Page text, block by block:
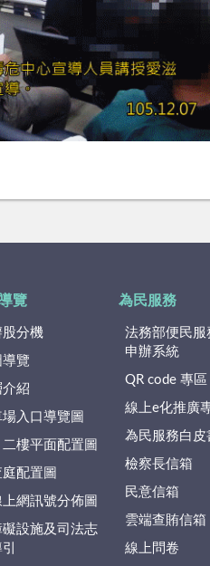
覽
股分機
覽
紹
入口導覽圖
樓平面配置圖
配置圖
網訊號分佈圖
礙設施及司法志
為民服務
法務部便民服
申辦系統
QR code 專區
線上e化推廣
為民服務白皮
檢察長信箱
民意信箱
雲端查賄信箱
線上問卷